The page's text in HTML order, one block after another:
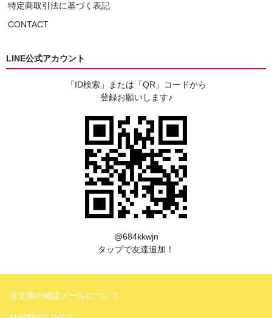
特定商取引法に基づく表記
CONTACT
LINE公式アカウント
「ID検索」または「QR」コードから
登録お願いします♪
@684kkwjn
タップで友達追加！
注文後の確認メールについて